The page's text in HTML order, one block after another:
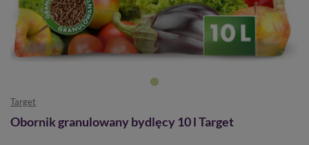
Target
Obornik granulowany bydlęcy 10 l Target